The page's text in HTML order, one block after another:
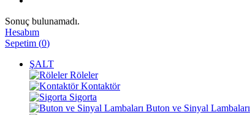
Sonuç bulunamadı.
Hesabım
Sepetim (0)
ŞALT
Röleler
Kontaktör
Sigorta
Buton ve Sinyal Lambaları